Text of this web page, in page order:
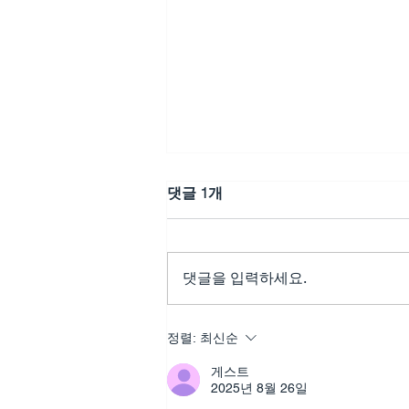
정품 칵스타, 다시 설레는 관
댓글 1개
댓글을 입력하세요.
정렬: 최신순
게스트
2025년 8월 26일